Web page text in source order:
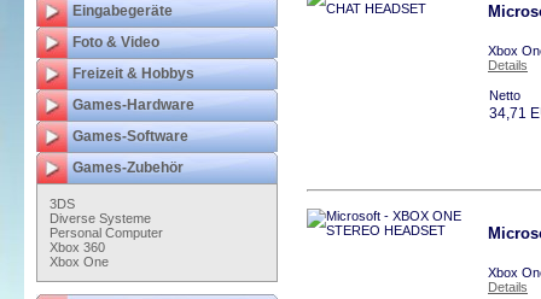
Xbox
Details
Netto
34,71
Xbox
Details
Eingabegeräte
Foto & Video
Freizeit & Hobbys
Games-Hardware
Games-Software
Games-Zubehör
3DS
Diverse Systeme
Personal Computer
Xbox 360
Xbox One